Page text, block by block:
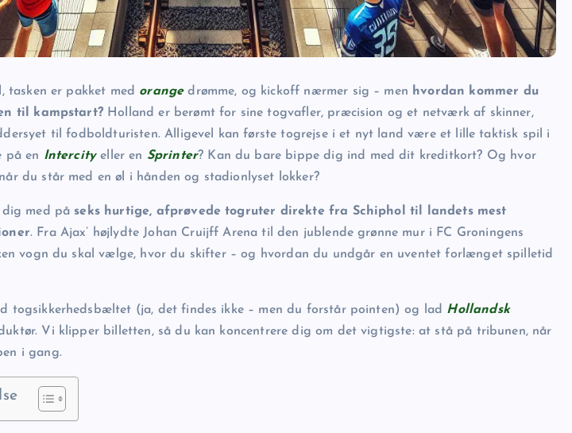
tasken er pakket med orangedrømme, og kickoff nærmer sig – men hvordan kommer du
til kampstart?Holland er berømt for sine togvafler, præcision og et netværk af skinner,
til fodboldturisten. Alligevel kan første togrejse i et nyt land være et lille taktisk spil i
på en Intercityeller en Sprinter? Kan du bare bippe dig ind med dit kreditkort? Og hvor
du står med en øl i hånden og stadionlyset lokker?
dig med på seks hurtige, afprøvede togruter direkte fra Schiphol til landets mest
. Fra Ajax’ højlydte Johan Cruijff Arena til den jublende grønne mur i FC Groningens
vogn du skal vælge, hvor du skifter – og hvordan du undgår en uventet forlænget spilletid
togsikkerhedsbæltet (ja, det findes ikke – men du forstår pointen) og lad Hollandsk
Vi klipper billetten, så du kan koncentrere dig om det vigtigste: at stå på tribunen, når
i gang.